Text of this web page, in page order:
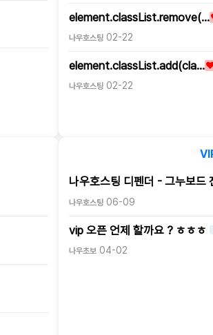
element.classList.remove(…
나우호스팅 02-22
element.classList.add(cla…
나우호스팅 02-22
나우호스팅 디펜더 - 그누보드
나우호스팅 06-09
vip 오픈 언제 할까요 ? ㅎㅎㅎ
나우초보 04-02